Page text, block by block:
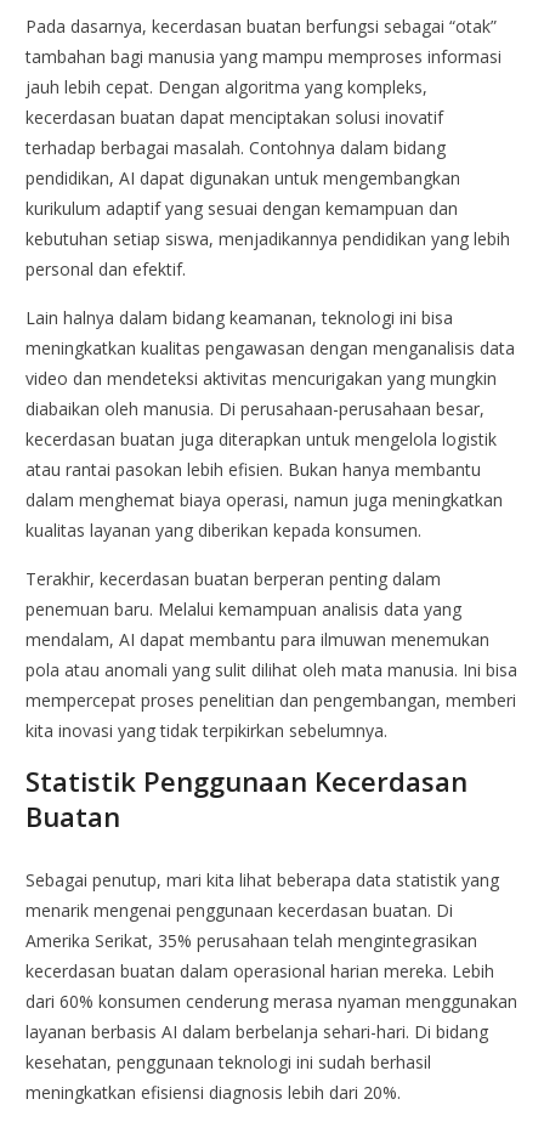
Pada dasarnya, kecerdasan buatan berfungsi sebagai “otak”
tambahan bagi manusia yang mampu memproses informasi
jauh lebih cepat. Dengan algoritma yang kompleks,
kecerdasan buatan dapat menciptakan solusi inovatif
terhadap berbagai masalah. Contohnya dalam bidang
pendidikan, AI dapat digunakan untuk mengembangkan
kurikulum adaptif yang sesuai dengan kemampuan dan
kebutuhan setiap siswa, menjadikannya pendidikan yang lebih
personal dan efektif.
Lain halnya dalam bidang keamanan, teknologi ini bisa
meningkatkan kualitas pengawasan dengan menganalisis data
video dan mendeteksi aktivitas mencurigakan yang mungkin
diabaikan oleh manusia. Di perusahaan-perusahaan besar,
kecerdasan buatan juga diterapkan untuk mengelola logistik
atau rantai pasokan lebih efisien. Bukan hanya membantu
dalam menghemat biaya operasi, namun juga meningkatkan
kualitas layanan yang diberikan kepada konsumen.
Terakhir, kecerdasan buatan berperan penting dalam
penemuan baru. Melalui kemampuan analisis data yang
mendalam, AI dapat membantu para ilmuwan menemukan
pola atau anomali yang sulit dilihat oleh mata manusia. Ini bisa
mempercepat proses penelitian dan pengembangan, memberi
kita inovasi yang tidak terpikirkan sebelumnya.
Statistik Penggunaan Kecerdasan
Buatan
Sebagai penutup, mari kita lihat beberapa data statistik yang
menarik mengenai penggunaan kecerdasan buatan. Di
Amerika Serikat, 35% perusahaan telah mengintegrasikan
kecerdasan buatan dalam operasional harian mereka. Lebih
dari 60% konsumen cenderung merasa nyaman menggunakan
layanan berbasis AI dalam berbelanja sehari-hari. Di bidang
kesehatan, penggunaan teknologi ini sudah berhasil
meningkatkan efisiensi diagnosis lebih dari 20%.